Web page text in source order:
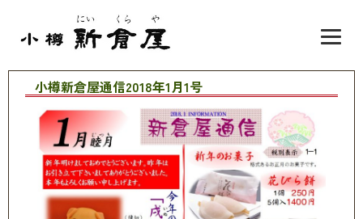
小樽新倉屋通信2018年1月1号